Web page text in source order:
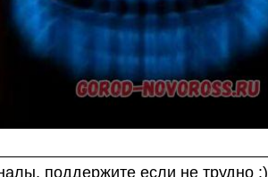
поддержите если не трудно :)